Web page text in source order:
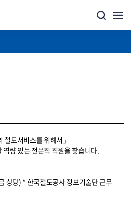
철도서비스를 위해서」
량 있는 전문직 직원을 찾습니다.
상당) * 한국철도공사 정보기술단 근무